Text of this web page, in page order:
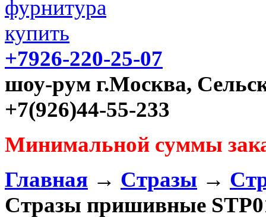
+7926-220-25-07
шоу-рум г.Москва,
+7(926)44-55-233
Минимальной суммы
Главная → Стразы →
Стразы пришивные